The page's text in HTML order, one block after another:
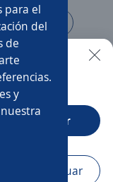
para el
del
de
y
enfermería
de ventas
app
Abrir
Continuar